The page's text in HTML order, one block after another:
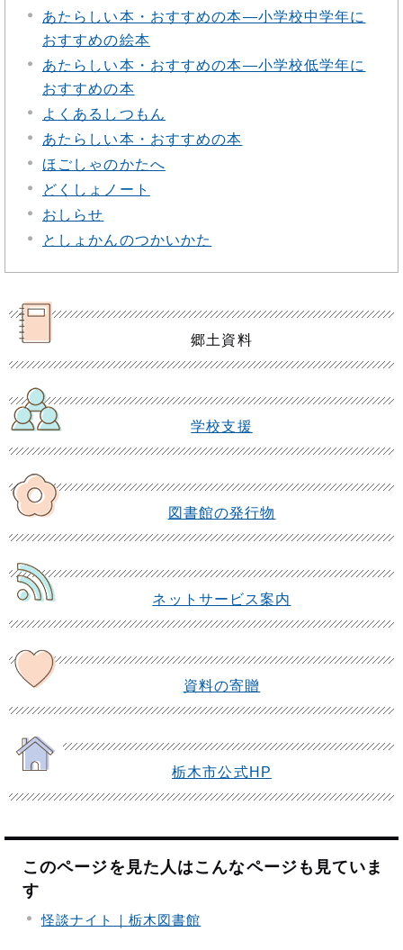
あたらしい本・おすすめの本―小学校中学年に
おすすめの絵本
あたらしい本・おすすめの本―小学校低学年に
おすすめの本
よくあるしつもん
あたらしい本・おすすめの本
ほごしゃのかたへ
どくしょノート
おしらせ
としょかんのつかいかた
郷土資料
学校支援
図書館の発行物
ネットサービス案内
資料の寄贈
栃木市公式HP
このページを見た人はこんなページも見ていま
す
怪談ナイト｜栃木図書館